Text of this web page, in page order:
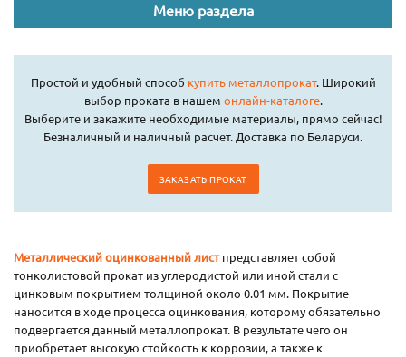
Меню раздела
Простой и удобный способ купить металлопрокат. Широкий
выбор проката в нашем онлайн-каталоге.
Выберите и закажите необходимые материалы, прямо сейчас!
Безналичный и наличный расчет. Доставка по Беларуси.
ЗАКАЗАТЬ ПРОКАТ
Металлический оцинкованный листпредставляет собой
тонколистовой прокат из углеродистой или иной стали с
цинковым покрытием толщиной около 0.01 мм. Покрытие
наносится в ходе процесса оцинкования, которому обязательно
подвергается данный металлопрокат. В результате чего он
приобретает высокую стойкость к коррозии, а также к